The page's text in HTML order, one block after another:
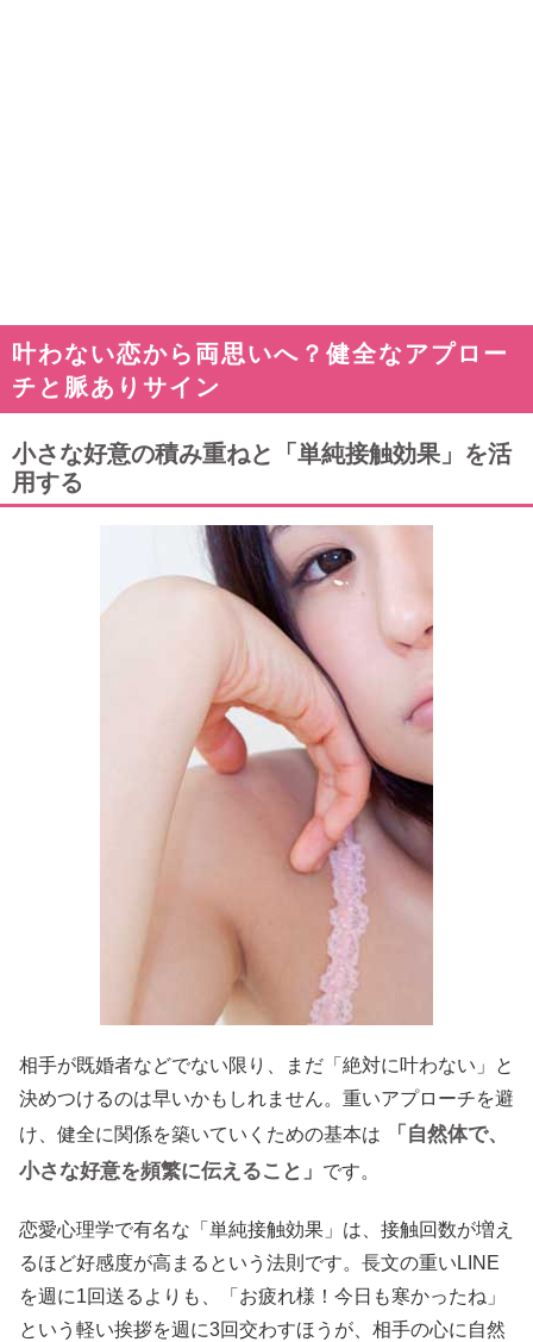
叶わない恋から両思いへ？健全なアプロー
チと脈ありサイン
小さな好意の積み重ねと「単純接触効果」を活
用する
相手が既婚者などでない限り、まだ「絶対に叶わない」と
決めつけるのは早いかもしれません。重いアプローチを避
け、健全に関係を築いていくための基本は
「自然体で、
小さな好意を頻繁に伝えること」 です。
恋愛心理学で有名な「単純接触効果」は、接触回数が増え
るほど好感度が高まるという法則です。長文の重いLINE
を週に1回送るよりも、「お疲れ様！今日も寒かったね」
という軽い挨拶を週に3回交わすほうが、相手の心に自然